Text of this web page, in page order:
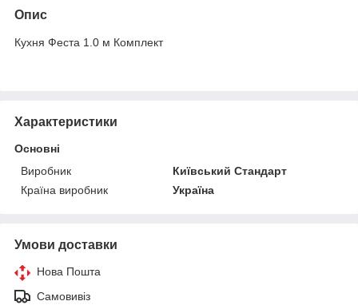
Опис
Кухня Феста 1.0 м Комплект
Характеристики
Основні
Виробник
Київський Стандарт
Країна виробник
Україна
Умови доставки
Нова Пошта
Самовивіз